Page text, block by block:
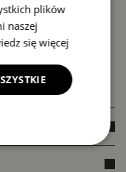
plików
naszej
się więcej